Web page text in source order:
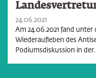
24.06.2021
Am 24.06.2021 fand unter
Wiederaufleben des
Podiumsdiskussion in